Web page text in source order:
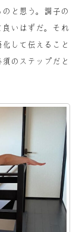
と思う。調子の
いはずだ。それ
して伝えること
のステップだと